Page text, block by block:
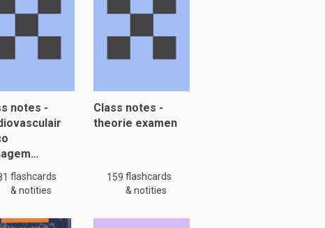
notes -
flashcards
& notities
Class notes -
theorie examen
159 flashcards
& notities